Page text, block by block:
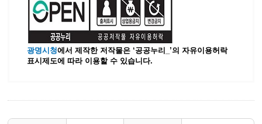
광명시청에서 제작한 저작물은 ‘공공누리_’의 자유이용허락
표시제도에 따라 이용할 수 있습니다.